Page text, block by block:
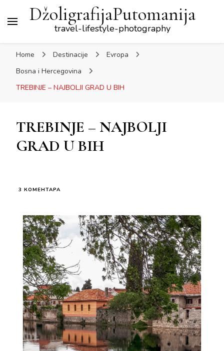
DžoligrafijaPutomanija
travel-lifestyle-photography
Home Destinacije
Evropa
Bosna i Hercegovina
TREBINJE – NAJBOLJI GRAD U BIH
TREBINJE – NAJBOLJI
GRAD U BIH
3 КОМЕНТАРАНА
NAJBOLJI
GRAD
BIH